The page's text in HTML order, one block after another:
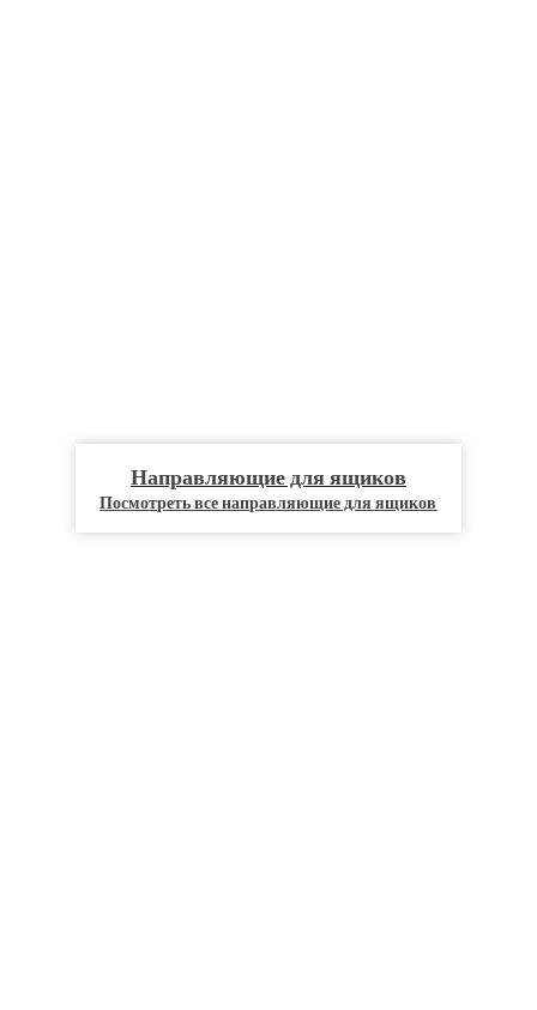
Направляющие для ящиков
Посмотреть все направляющие для ящиков